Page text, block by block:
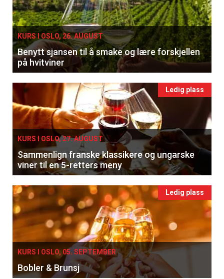
KURS I OSLO, 26. AUGUST
Benytt sjansen til å smake og lære forskjellen
på hvitviner
Ledig plass
KURS I OSLO, 27. AUGUST
Sammenlign franske klassikere og ungarske
viner til en 5-retters meny
Ledig plass
KURS I OSLO, 05. SEPTEMBER
Bobler & Brunsj